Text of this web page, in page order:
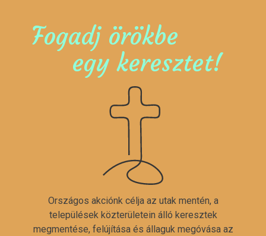
Fogadj örökbe
egy keresztet!
Országos akciónk célja az utak mentén, a
települések közterületein álló keresztek
megmentése, felújítása és állaguk megóvása az